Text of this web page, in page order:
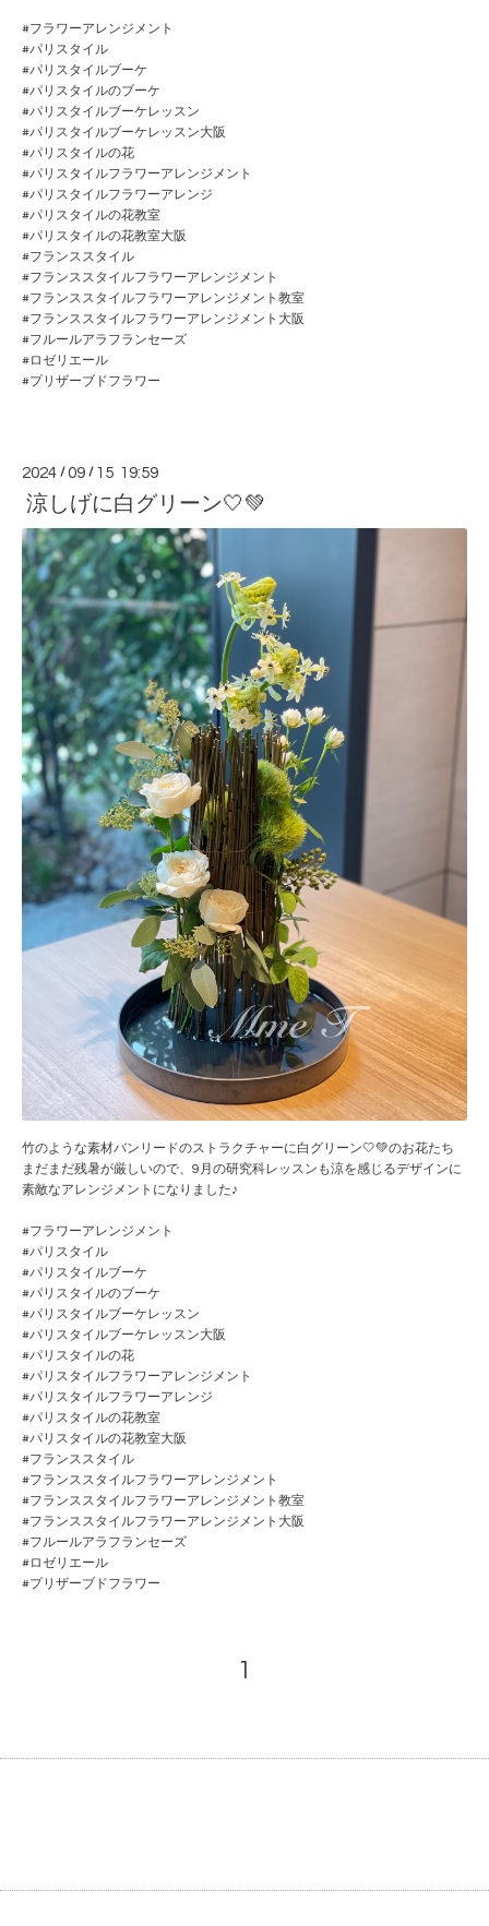
#フラワーアレンジメント
#パリスタイル
#パリスタイルブーケ
#パリスタイルのブーケ
#パリスタイルブーケレッスン
#パリスタイルブーケレッスン大阪
#パリスタイルの花
#パリスタイルフラワーアレンジメント
#パリスタイルフラワーアレンジ
#パリスタイルの花教室
#パリスタイルの花教室大阪
#フランススタイル
#フランススタイルフラワーアレンジメント
#フランススタイルフラワーアレンジメント教室
#フランススタイルフラワーアレンジメント大阪
#フルールアラフランセーズ
#ロゼリエール
#プリザーブドフラワー
2024 /09 / 15 19:59
涼しげに白グリーン🤍💚
竹のような素材バンリードのストラクチャーに白グリーン🤍💚のお花たち
まだまだ残暑が厳しいので、9月の研究科レッスンも涼を感じるデザインに
素敵なアレンジメントになりました♪
#フラワーアレンジメント
#パリスタイル
#パリスタイルブーケ
#パリスタイルのブーケ
#パリスタイルブーケレッスン
#パリスタイルブーケレッスン大阪
#パリスタイルの花
#パリスタイルフラワーアレンジメント
#パリスタイルフラワーアレンジ
#パリスタイルの花教室
#パリスタイルの花教室大阪
#フランススタイル
#フランススタイルフラワーアレンジメント
#フランススタイルフラワーアレンジメント教室
#フランススタイルフラワーアレンジメント大阪
#フルールアラフランセーズ
#ロゼリエール
#プリザーブドフラワー
1